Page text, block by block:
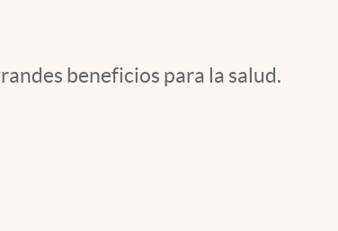
beneficios para la salud.